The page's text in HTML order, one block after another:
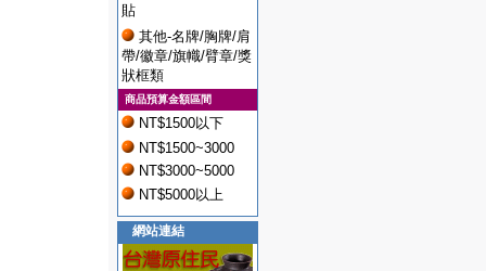
貼
其他-名牌/胸牌/肩
帶/徽章/旗幟/臂章/獎
狀框類
商品預算金額區間
NT$1500以下
NT$1500~3000
NT$3000~5000
NT$5000以上
網站連結